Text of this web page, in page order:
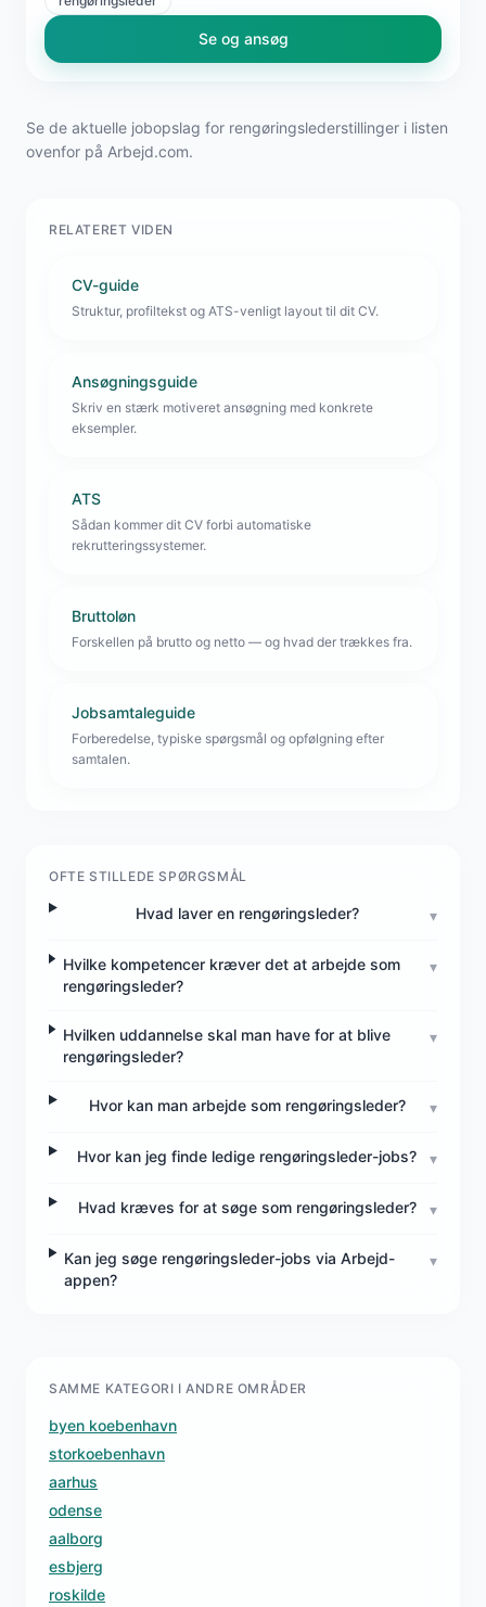
Se og ansøg
Se de aktuelle jobopslag for rengøringslederstillinger i listen
ovenfor på Arbejd.com.
RELATERET VIDEN
CV-guide
Struktur, profiltekst og ATS-venligt layout til dit CV.
Ansøgningsguide
Skriv en stærk motiveret ansøgning med konkrete
eksempler.
ATS
Sådan kommer dit CV forbi automatiske
rekrutteringssystemer.
Bruttoløn
Forskellen på brutto og netto — og hvad der trækkes fra.
Jobsamtaleguide
Forberedelse, typiske spørgsmål og opfølgning efter
samtalen.
OFTE STILLEDE SPØRGSMÅL
Hvad laver en rengøringsleder? ▾
Hvilke kompetencer kræver det at arbejde som
rengøringsleder?
▾
Hvilken uddannelse skal man have for at blive
rengøringsleder?
▾
Hvor kan man arbejde som rengøringsleder? ▾
Hvor kan jeg finde ledige rengøringsleder-jobs? ▾
Hvad kræves for at søge som rengøringsleder? ▾
Kan jeg søge rengøringsleder-jobs via Arbejd-
appen?
▾
SAMME KATEGORI I ANDRE OMRÅDER
byen koebenhavn
storkoebenhavn
aarhus
odense
aalborg
esbjerg
roskilde